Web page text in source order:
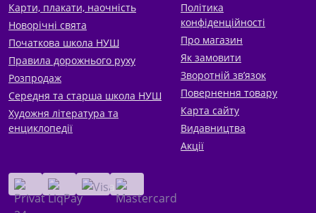
Карти, плакати, наочність
Новорічні свята
Початкова школа НУШ
Правила дорожнього руху
Розпродаж
Середня та старша школа НУШ
Художня література та
енциклопедії
Політика
конфіденційності
Про магазин
Як замовити
Зворотній зв’язок
Повернення товару
Карта сайту
Видавництва
Акції